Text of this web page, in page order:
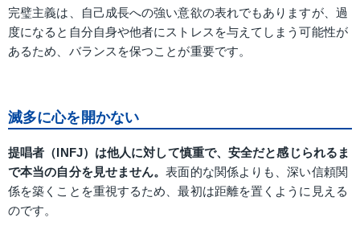
完璧主義は、自己成長への強い意欲の表れでもありますが、過
度になると自分自身や他者にストレスを与えてしまう可能性が
あるため、バランスを保つことが重要です。
滅多に心を開かない
提唱者（INFJ）は他人に対して慎重で、安全だと感じられるま
で本当の自分を見せません。表面的な関係よりも、深い信頼関
係を築くことを重視するため、最初は距離を置くように見える
のです。